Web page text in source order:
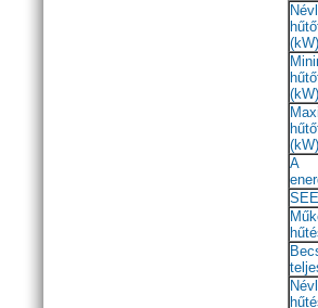
(kW)
(kW)
(kW)
A